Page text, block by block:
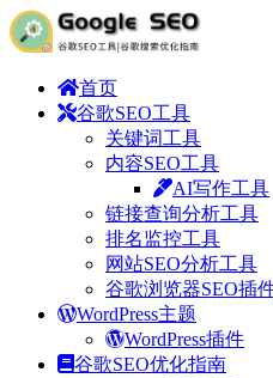
首页
谷歌SEO工具
关键词工具
内容SEO工具
AI写作工具
链接查询分析工具
排名监控工具
网站SEO分析工具
谷歌浏览器SEO插
WordPress主题
WordPress插件
谷歌SEO优化指南